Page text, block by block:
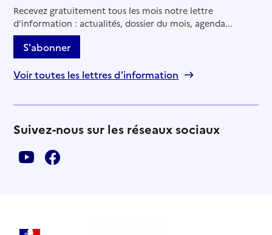
Recevez gratuitement tous les mois notre lettre
d'information : actualités, dossier du mois, agenda...
S'abonner
Voir toutes les lettres d'information
Suivez-nous sur les réseaux sociaux